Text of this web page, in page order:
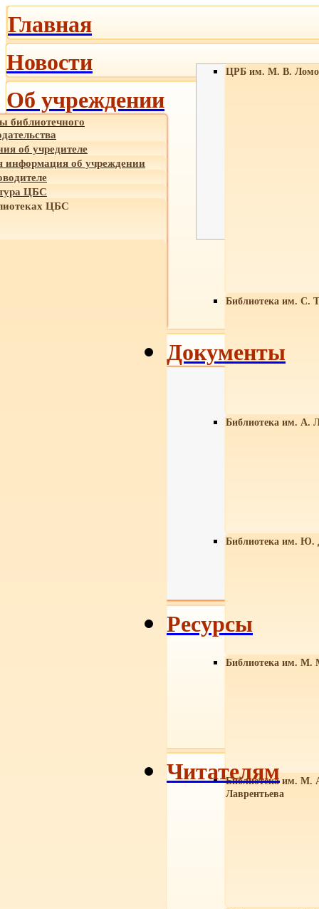
Главная
Новости
Об учреждении
библиотечного
об учредителе
об учреждении
ЦБС
ЦБС
ЦРБ им. М. В.
Библиотека им. С.
Библиотека им. А.
Библиотека им. Ю.
Библиотека им. М.
Библиотека им. М.
Лаврентьева
Документы
Ресурсы
Читателям